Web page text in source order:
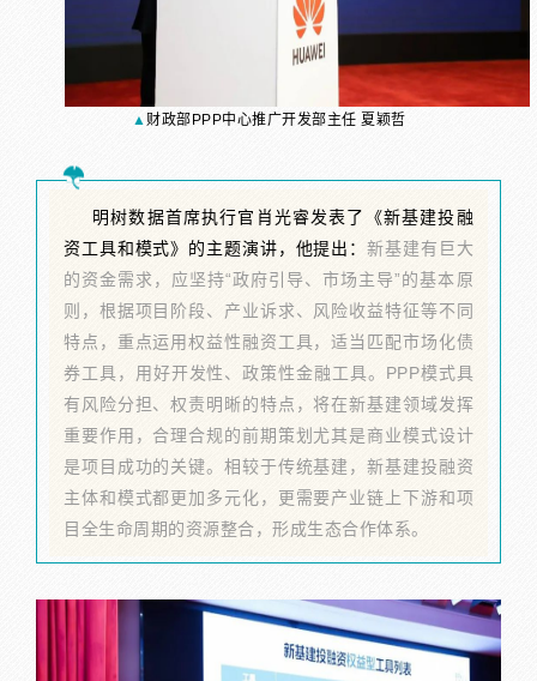
▲ 财政部PPP中心推广开发部主任 夏颖哲
明树数据首席执行官肖光睿发表了《新基建投融
资工具和模式》的主题演讲，他提出：新基建有巨大
的资金需求，应坚持“政府引导、市场主导”的基本原
则，根据项目阶段、产业诉求、风险收益特征等不同
特点，重点运用权益性融资工具，适当匹配市场化债
券工具，用好开发性、政策性金融工具。PPP模式具
有风险分担、权责明晰的特点，将在新基建领域发挥
重要作用，合理合规的前期策划尤其是商业模式设计
是项目成功的关键。相较于传统基建，新基建投融资
主体和模式都更加多元化，更需要产业链上下游和项
目全生命周期的资源整合，形成生态合作体系。